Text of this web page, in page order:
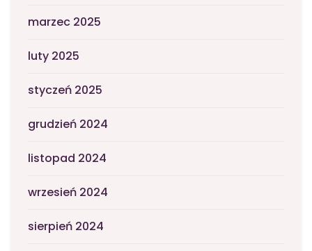
marzec 2025
luty 2025
styczeń 2025
grudzień 2024
listopad 2024
wrzesień 2024
sierpień 2024